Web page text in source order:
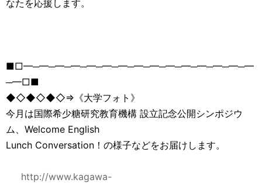
なたを応援します。
■□━─━─━─━─━─━─━─━─━─━─━─━─━─━─━
─━□■
◆◇◆◇◆◇⇒《大学フォト》
今月は国際希少糖研究教育機構 設立記念公開シンポジウ
ム、Welcome English
Lunch Conversation！の様子などをお届けします。
http://www.kagawa-